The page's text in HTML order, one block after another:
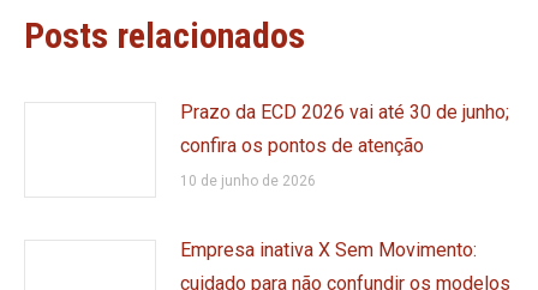
Posts relacionados
Prazo da ECD 2026 vai até 30 de junho;
confira os pontos de atenção
10 de junho de 2026
Empresa inativa X Sem Movimento:
cuidado para não confundir os modelos